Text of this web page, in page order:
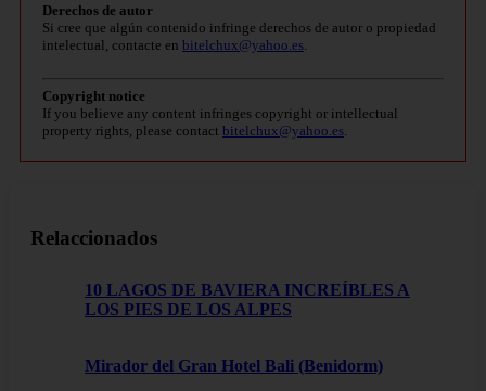
Derechos de autor
Si cree que algún contenido infringe derechos de autor o propiedad
intelectual, contacte en bitelchux@yahoo.es
Copyright notice
If you believe any content infringes copyright or intellectual
property rights, please contact bitelchux@yahoo.es
Relaccionados
10 LAGOS DE BAVIERA INCREÍBLES A
LOS PIES DE LOS ALPES
Mirador del Gran Hotel Bali (Benidorm)